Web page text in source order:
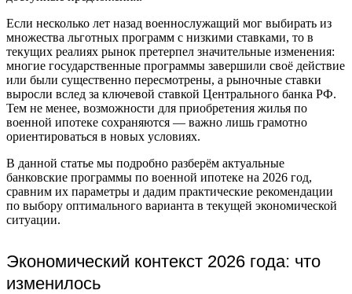
Если несколько лет назад военнослужащий мог выбирать из
множества льготных программ с низкими ставками, то в
текущих реалиях рынок претерпел значительные изменения:
многие государственные программы завершили своё действие
или были существенно пересмотрены, а рыночные ставки
выросли вслед за ключевой ставкой Центрального банка РФ.
Тем не менее, возможности для приобретения жилья по
военной ипотеке сохраняются — важно лишь грамотно
ориентироваться в новых условиях.
В данной статье мы подробно разберём актуальные
банковские программы по военной ипотеке на 2026 год,
сравним их параметры и дадим практические рекомендации
по выбору оптимального варианта в текущей экономической
ситуации.
Экономический контекст 2026 года: что
изменилось